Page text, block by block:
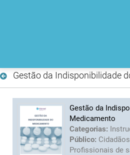
Gestão da Indisponibilidade
Gestão da
Medicamento
Categorias:
Público: Cidadãos
Profissionais de